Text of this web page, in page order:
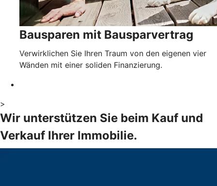
Bausparen mit Bausparvertrag
Verwirklichen Sie Ihren Traum von den eigenen vier
Wänden mit einer soliden Finanzierung.
>
Wir unterstützen Sie beim Kauf und
Verkauf Ihrer Immobilie.